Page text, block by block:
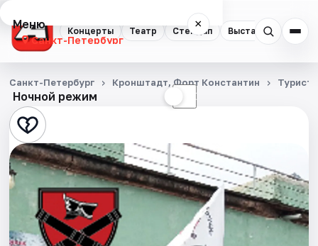
Концерты Театр Стендап Выставки
Меню ×
Санкт-Петербург
Концерты
Театр
Стендап
Выставки
Квесты
Экскурсии
Ночной режим ☾
Санкт-Петербург Кронштадт, Форт Константин